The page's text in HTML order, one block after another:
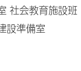
社会教育施設班
設準備室